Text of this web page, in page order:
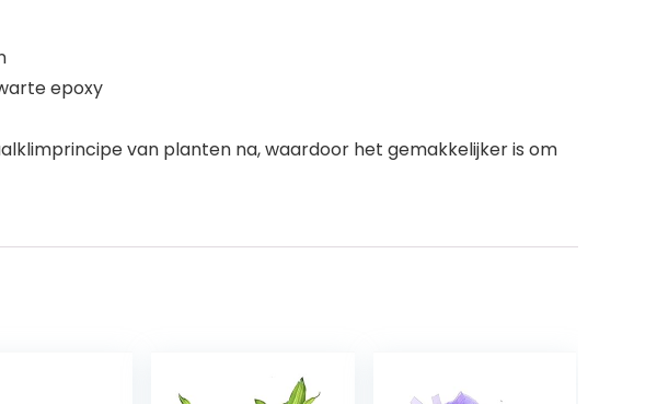
epoxy
van planten na, waardoor het gemakkelijker is om